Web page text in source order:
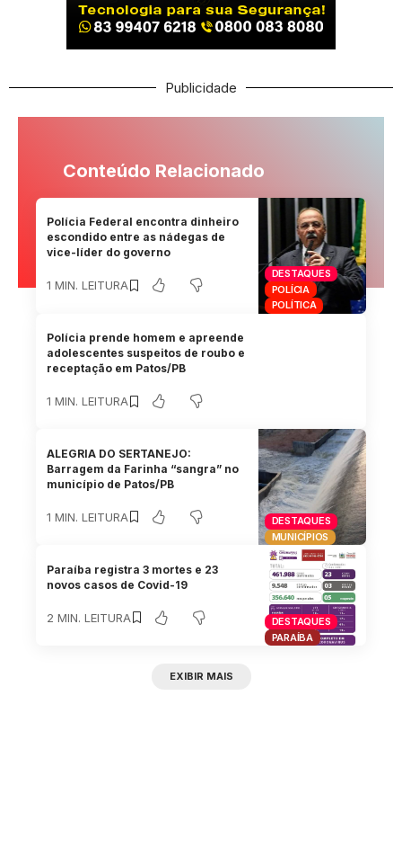
Publicidade
Conteúdo Relacionado
DESTAQUES
POLÍCIA
POLÍTICA
Polícia Federal encontra dinheiro
escondido entre as nádegas de
vice-líder do governo
1 MIN. LEITURA
Polícia prende homem e apreende
adolescentes suspeitos de roubo e
receptação em Patos/PB
1 MIN. LEITURA
DESTAQUES
MUNICÍPIOS
ALEGRIA DO SERTANEJO:
Barragem da Farinha “sangra” no
município de Patos/PB
1 MIN. LEITURA
DESTAQUES
PARAÍBA
Paraíba registra 3 mortes e 23
novos casos de Covid-19
2 MIN. LEITURA
EXIBIR MAIS